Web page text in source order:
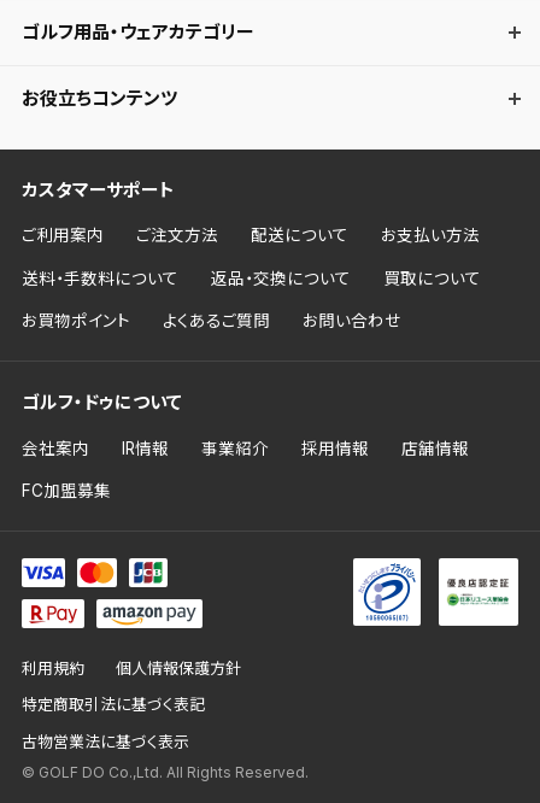
ゴルフ用品・ウェアカテゴリー
お役立ちコンテンツ
カスタマーサポート
ご利用案内 ご注文方法 配送について お支払い方法
送料・手数料について 返品・交換について 買取について
お買物ポイント よくあるご質問 お問い合わせ
ゴルフ・ドゥについて
会社案内 IR情報 事業紹介 採用情報 店舗情報
FC加盟募集
利用規約 個人情報保護方針
特定商取引法に基づく表記
古物営業法に基づく表示
© GOLF DO Co.,Ltd. All Rights Reserved.